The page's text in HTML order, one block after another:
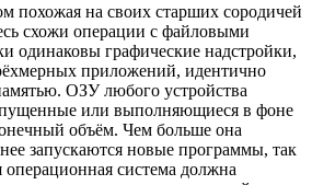
похожая на своих старших сородичей
схожи операции с файловыми
одинаковы графические надстройки,
приложений, идентично
ОЗУ любого устройства
или выполняющиеся в фоне
объём. Чем больше она
запускаются новые программы, так
система должна